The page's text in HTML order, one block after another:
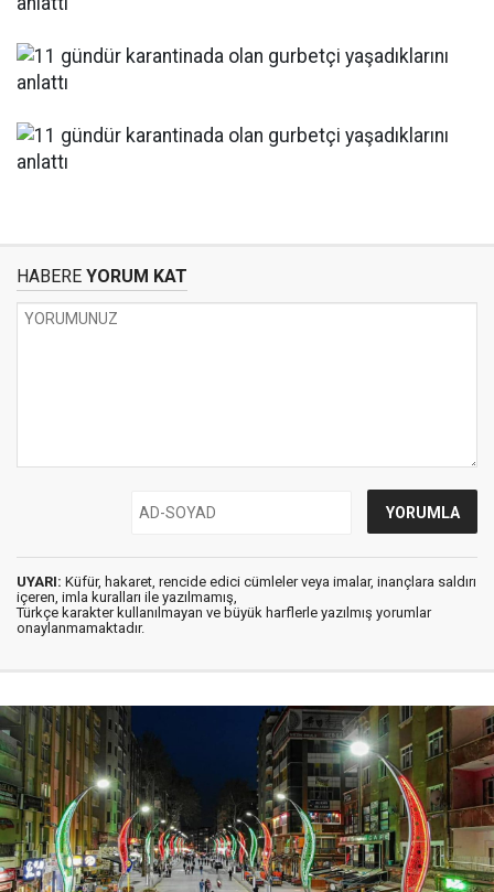
HABERE YORUM KAT
UYARI: Küfür, hakaret, rencide edici cümleler veya imalar, inançlara saldırı
içeren, imla kuralları ile yazılmamış,
Türkçe karakter kullanılmayan ve büyük harflerle yazılmış yorumlar
onaylanmamaktadır.